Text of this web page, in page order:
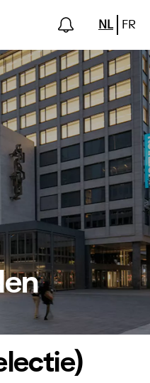
NL FR